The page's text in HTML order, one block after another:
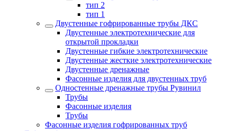
тип 2
тип 1
Двустенные гофрированные трубы ДКС
Двустенные электротехнические для
открытой прокладки
Двустенные гибкие электротехнические
Двустенные жесткие электротехнические
Двустенные дренажные
Фасонные изделия для двустенных труб
Одностенные дренажные трубы Рувинил
Трубы
Фасонные изделия
Трубы
Фасонные изделия гофрированных труб